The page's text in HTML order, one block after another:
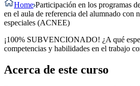
Home Participación en los programas
en el aula de referencia del alumnado con
especiales (ACNEE)
¡100% SUBVENCIONADO! ¿A qué
competencias y habilidades en el trabajo
Acerca de este curso